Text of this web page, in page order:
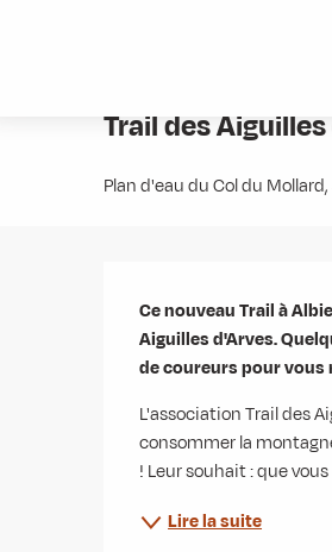
Trail des
Plan d'eau du Col du
Description
Ce nouveau Trail à
Aiguilles d'Arves.
de coureurs pour vous
L'association Trail des
consommer la
! Leur souhait : que
Lire la suite